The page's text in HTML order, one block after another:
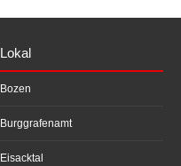
Lokal
Bozen
Burggrafenamt
Eisacktal